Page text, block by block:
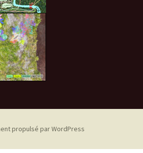
propulsé par WordPress